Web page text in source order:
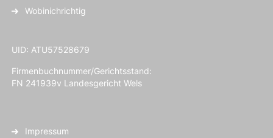
Wobinichrichtig
UID: ATU57528679
Firmenbuchnummer/Gerichtsstand:
FN 241939v Landesgericht Wels
Impressum